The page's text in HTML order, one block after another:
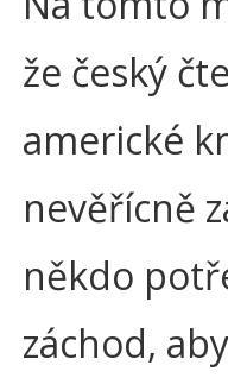
že český
americké
nevěřícně
někdo
záchod,